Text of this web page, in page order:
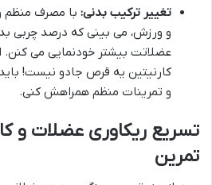
تغییر ترکیب بدنی: با مصرف منظم
و ورزش، می بینی که درصد چربی
عضلاتت بیشتر خودنمایی می کنن.
کارنیتین یه قرص جادو نیست!
و تمرینات منظم همراهش کنی.
تسریع ریکاوری عضلات و
تمرین